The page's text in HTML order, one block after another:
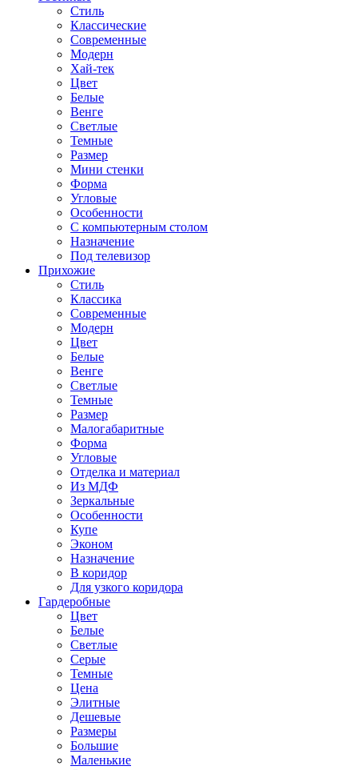
Стиль
Классические
Современные
Модерн
Хай-тек
Цвет
Белые
Венге
Светлые
Темные
Размер
Мини стенки
Форма
Угловые
Особенности
С компьютерным столом
Назначение
Под телевизор
Прихожие
Стиль
Классика
Современные
Модерн
Цвет
Белые
Венге
Светлые
Темные
Размер
Малогабаритные
Форма
Угловые
Отделка и материал
Из МДФ
Зеркальные
Особенности
Купе
Эконом
Назначение
В коридор
Для узкого коридора
Гардеробные
Цвет
Белые
Светлые
Серые
Темные
Цена
Элитные
Дешевые
Размеры
Большие
Маленькие